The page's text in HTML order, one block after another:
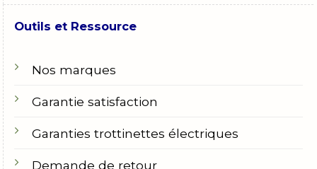
Outils et Ressource
Nos marques
Garantie satisfaction
Garanties trottinettes électriques
Demande de retour